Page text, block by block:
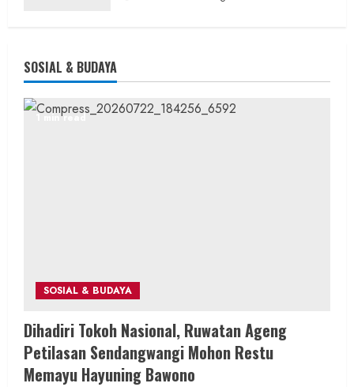
SOSIAL & BUDAYA
1 min read
SOSIAL & BUDAYA
Dihadiri Tokoh Nasional, Ruwatan Ageng
Petilasan Sendangwangi Mohon Restu
Memayu Hayuning Bawono